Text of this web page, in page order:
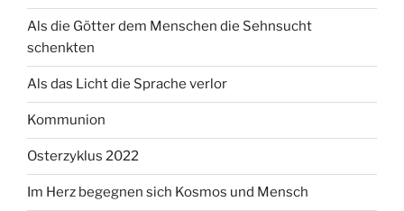
Als die Götter dem Menschen die Sehnsucht
schenkten
Als das Licht die Sprache verlor
Kommunion
Osterzyklus 2022
Im Herz begegnen sich Kosmos und Mensch